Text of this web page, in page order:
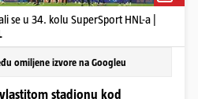
se u 34. kolu SuperSport HNL-a |
omiljene izvore na Googleu
stadionu kod